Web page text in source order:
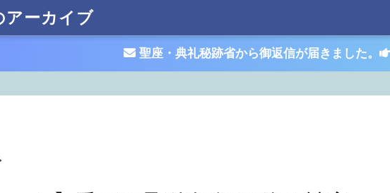
アーカイブ
聖座・典礼秘跡省から御返信が届きました。